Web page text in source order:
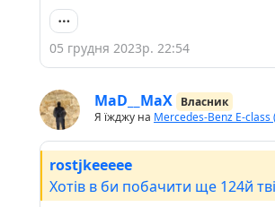
05 грудня 2023р. 22:54
MaD__MaX Власник
Я їжджу на Mercedes-Benz E-class
rostjkeeeee
Хотів в би побачити ще 124й